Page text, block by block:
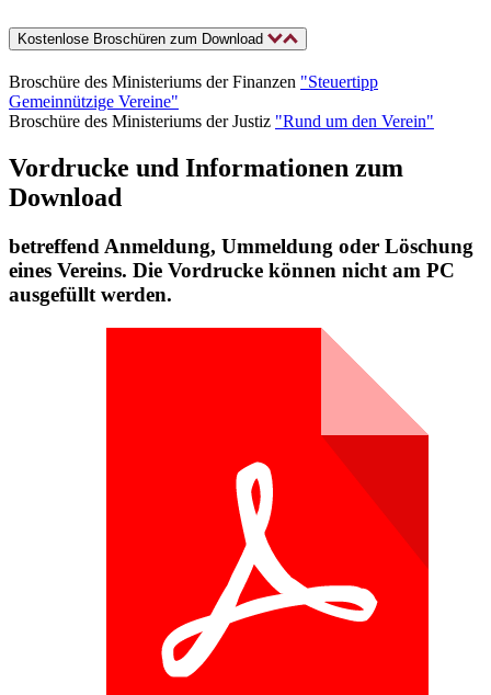
Kostenlose Broschüren zum Download
Broschüre des Ministeriums der Finanzen "Steuertipp
Gemeinnützige Vereine"
Broschüre des Ministeriums der Justiz "Rund um den Verein"
Vordrucke und Informationen zum
Download
betreffend Anmeldung, Ummeldung oder Löschung
eines Vereins. Die Vordrucke können nicht am PC
ausgefüllt werden.